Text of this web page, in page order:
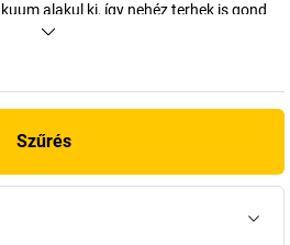
alakul ki, így nehéz terhek is gond
Így Ön és munkatársai is
Szűrés